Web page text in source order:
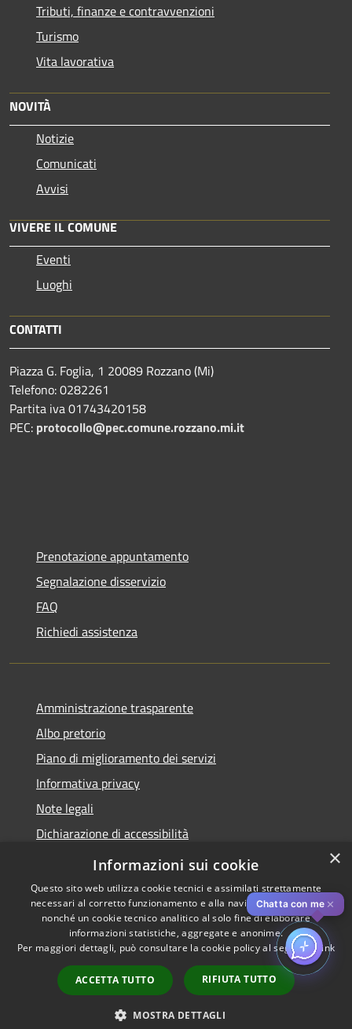
Tributi, finanze e contravvenzioni
Turismo
Vita lavorativa
NOVITÀ
Notizie
Comunicati
Avvisi
VIVERE IL COMUNE
Eventi
Luoghi
CONTATTI
Piazza G. Foglia, 1 20089 Rozzano (Mi)
Telefono: 0282261
Partita iva 01743420158
PEC: protocollo@pec.comune.rozzano.mi.it
Prenotazione appuntamento
Segnalazione disservizio
FAQ
Richiedi assistenza
Amministrazione trasparente
Albo pretorio
Piano di miglioramento dei servizi
Informativa privacy
Note legali
Dichiarazione di accessibilità
Obiettivi di accessibilità per l'anno 2025
Accessibilità
Copyright © 2026 • Comune di
Rozzano • Powered by
Municipium• Accesso
redazione
Chatta con me ✕
×
Informazioni sui cookie
Questo sito web utilizza cookie tecnici e assimilati strettamente
necessari al corretto funzionamento e alla navigazione del sito,
nonché un cookie tecnico analitico al solo fine di elaborare
informazioni statistiche, aggregate e anonime.
Per maggiori dettagli, può consultare la cookie policy al seguente link
ACCETTA TUTTO RIFIUTA TUTTO
MOSTRA DETTAGLI